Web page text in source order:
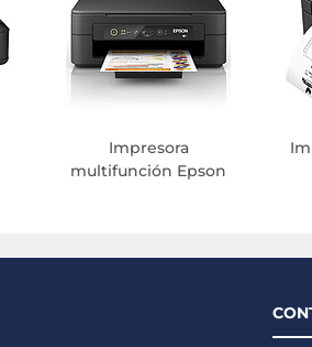
Impresora
multifunción Epson